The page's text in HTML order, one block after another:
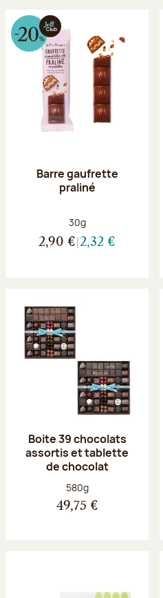
Barre gaufrette
praliné
Poids net :
30g
2,90 € 2,32 €
Boite 39 chocolats
assortis et tablette
de chocolat
Poids net :
580g
49,75 €